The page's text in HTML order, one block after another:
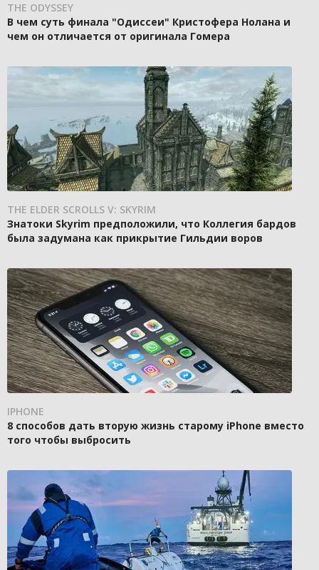
THE ODYSSEY
В чем суть финала "Одиссеи" Кристофера Нолана и
чем он отличается от оригинала Гомера
THE ELDER SCROLLS V: SKYRIM
Знатоки Skyrim предположили, что Коллегия бардов
была задумана как прикрытие Гильдии воров
IPHONE
8 способов дать вторую жизнь старому iPhone вместо
того чтобы выбросить